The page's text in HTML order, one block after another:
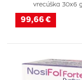
vrecúška 30x6
99,66 €